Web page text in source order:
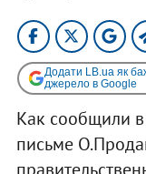
Додати LB.ua як
джерело в Google
Как сообщили в
письме